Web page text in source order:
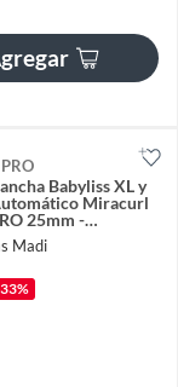
Babyliss XL y
Miracurl
25mm -
Madi